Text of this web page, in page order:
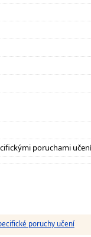
poruchami
poruchy učení